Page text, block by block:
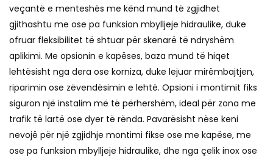
veçantë e menteshës me kënd mund të zgjidhet
gjithashtu me ose pa funksion mbylljeje hidraulike, duke
ofruar fleksibilitet të shtuar për skenarë të ndryshëm
aplikimi. Me opsionin e kapëses, baza mund të hiqet
lehtësisht nga dera ose korniza, duke lejuar mirëmbajtjen,
riparimin ose zëvendësimin e lehtë. Opsioni i montimit fiks
siguron një instalim më të përhershëm, ideal për zona me
trafik të lartë ose dyer të rënda. Pavarësisht nëse keni
nevojë për një zgjidhje montimi fikse ose me kapëse, me
ose pa funksion mbylljeje hidraulike, dhe nga çelik inox ose